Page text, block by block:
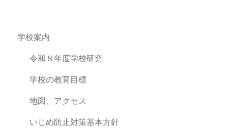
学校案内
令和８年度学校研究
学校の教育目標
地図、アクセス
いじめ防止対策基本方針